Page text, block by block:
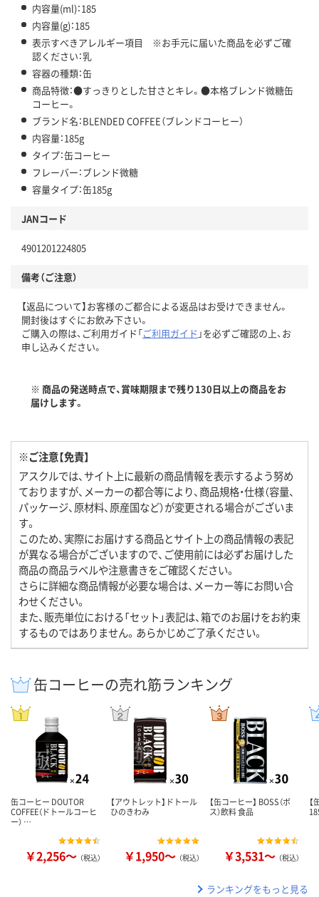
内容量(ml)：185
内容量(g)：185
表示すべきアレルギー項目 ※お手元に届いた商品を必ずご確
認ください：乳
容器の種類：缶
商品特徴：●すっきりとした甘さとキレ。●本格ブレンド微糖缶
コーヒー。
ブランド名：BLENDED COFFEE（ブレンドコーヒー）
内容量：185g
タイプ：缶コーヒー
フレーバー：ブレンド微糖
容量タイプ：缶185g
JANコード
4901201224805
備考（ご注意）
【返品について】お客様のご都合による返品はお受けできません。
開封後はすぐにお飲み下さい。
ご購入の際は、ご利用ガイド「ご利用ガイド 」を必ずご確認の上、お
申し込みください。
※ 商品の発送時点で、賞味期限まで残り130日以上の商品をお
届けします。
※ご注意【免責】
アスクルでは、サイト上に最新の商品情報を表示するよう努め
ておりますが、メーカーの都合等により、商品規格・仕様（容量、
パッケージ、原材料、原産国など）が変更される場合がございま
す。
このため、実際にお届けする商品とサイト上の商品情報の表記
が異なる場合がございますので、ご使用前には必ずお届けした
商品の商品ラベルや注意書きをご確認ください。
さらに詳細な商品情報が必要な場合は、メーカー等にお問い合
わせください。
また、販売単位における「セット」表記は、箱でのお届けをお約束
するものではありません。あらかじめご了承ください。
缶コーヒーの売れ筋ランキング
缶コーヒー DOUTOR
COFFEE（ドトールコーヒ
ー） …
￥2,256～ （税込）
【アウトレット】ドトール
ひのきわみ
￥1,950～ （税込）
【缶コーヒー】 BOSS（ボ
ス）飲料 食品
￥3,531～ （税込）
ランキングをもっと見る